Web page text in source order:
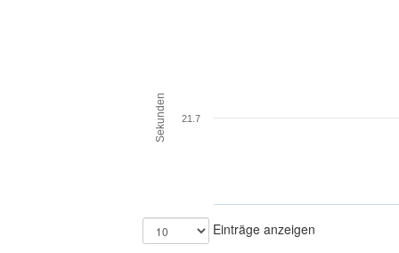
Sekunden 21.7
Einträge anzeigen